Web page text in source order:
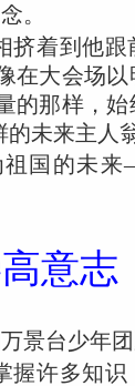
。
挤着到他跟
在大会场
的那样，
未来主人翁
祖国的未
意志
景台少年团
握许多知识